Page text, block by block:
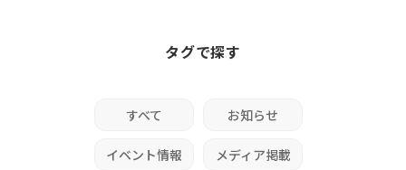
タグで探す
すべて お知らせ
イベント情報 メディア掲載